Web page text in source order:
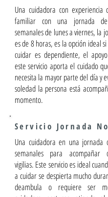
Una cuidadora con experiencia
familiar con una jornada
semanales de lunes a viernes, la
es de 8 horas, es la opción ideal
cuidar es dependiente, el
este servicio aporta el cuidado
necesita la mayor parte del día y
soledad la persona está
momento.
Servicio Jornada
Una cuidadora en una jornada
semanales para acompañar
vigilias. Este servicio es ideal
a cuidar se despierta mucho
deambula o requiere ser